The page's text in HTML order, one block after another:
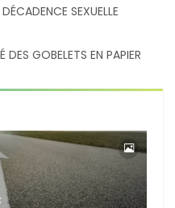
SEXUELLE
DES GOBELETS EN PAPIER